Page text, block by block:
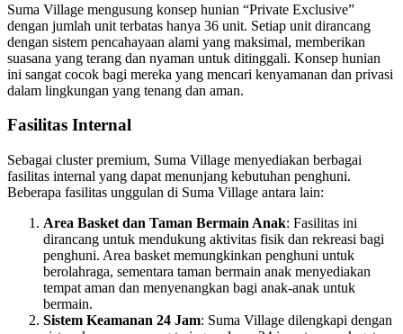
Suma Village mengusung konsep hunian “Private Exclusive”
dengan jumlah unit terbatas hanya 36 unit. Setiap unit dirancang
dengan sistem pencahayaan alami yang maksimal, memberikan
suasana yang terang dan nyaman untuk ditinggali. Konsep hunian
ini sangat cocok bagi mereka yang mencari kenyamanan dan privasi
dalam lingkungan yang tenang dan aman.
Fasilitas Internal
Sebagai cluster premium, Suma Village menyediakan berbagai
fasilitas internal yang dapat menunjang kebutuhan penghuni.
Beberapa fasilitas unggulan di Suma Village antara lain:
Area Basket dan Taman Bermain Anak: Fasilitas ini
dirancang untuk mendukung aktivitas fisik dan rekreasi bagi
penghuni. Area basket memungkinkan penghuni untuk
berolahraga, sementara taman bermain anak menyediakan
tempat aman dan menyenangkan bagi anak-anak untuk
bermain.
Sistem Keamanan 24 Jam: Suma Village dilengkapi dengan